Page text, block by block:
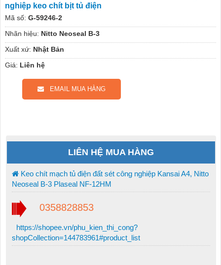
nghiệp keo chít bịt tủ điện
Mã số: G-59246-2
Nhãn hiệu: Nitto Neoseal B-3
Xuất xứ: Nhật Bản
Giá: Liên hệ
EMAIL MUA HÀNG
LIÊN HỆ MUA HÀNG
Keo chít mạch tủ điện đất sét công nghiệp Kansai A4, Nitto
Neoseal B-3 Plaseal NF-12HM
0358828853
https://shopee.vn/phu_kien_thi_cong?
shopCollection=144783961#product_list